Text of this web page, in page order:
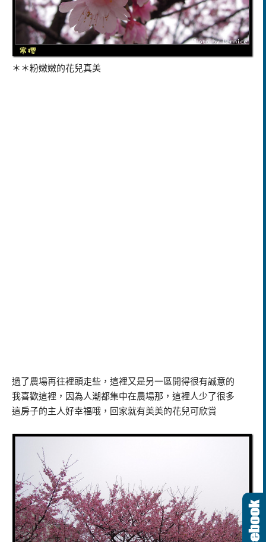
＊＊粉嫩嫩的花兒真美
過了農場再往裡頭走些，這裡又是另一區開得很有誠意的
我喜歡這裡，因為人潮都集中在農場那，這裡人少了很多
這房子的主人好幸福哦，回家就有美美的花兒可欣賞